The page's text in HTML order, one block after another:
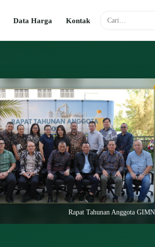
Data Harga Kontak
Rapat Tahunan Anggota